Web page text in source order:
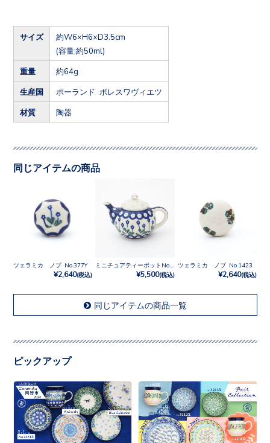
サイズ
約W6×H6×D3.5cm
(容量:約50ml)
重量 約64g
生産国 ポーランド ボレスワヴィエツ
材質 陶器
同じアイテムの商品
ツェラミカ ノブ No.377Y
¥2,640(税込) ¥5,500(税込)
ツェラミカ ノブ No.1423
¥2,640(税込)
同じアイテムの商品一覧
ピックアップ